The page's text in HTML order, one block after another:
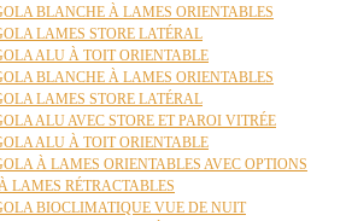
BLANCHE À LAMES ORIENTABLES
LAMES STORE LATÉRAL
ALU À TOIT ORIENTABLE
BLANCHE À LAMES ORIENTABLES
LAMES STORE LATÉRAL
ALU AVEC STORE ET PAROI VITRÉE
ALU À TOIT ORIENTABLE
À LAMES ORIENTABLES AVEC OPTIONS
LAMES RÉTRACTABLES
BIOCLIMATIQUE VUE DE NUIT